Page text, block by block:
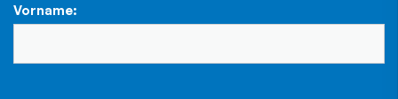
Vorname: